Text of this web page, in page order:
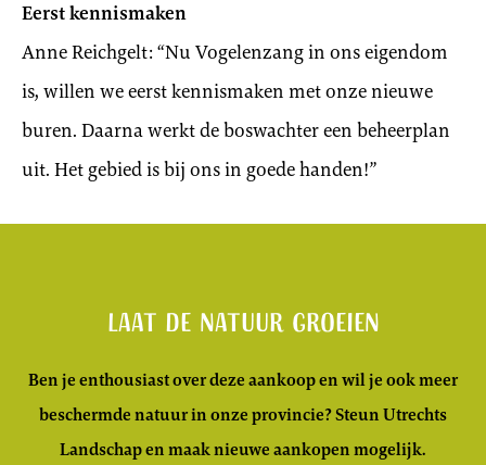
Eerst kennismaken
Anne Reichgelt: “Nu Vogelenzang in ons eigendom
is, willen we eerst kennismaken met onze nieuwe
buren. Daarna werkt de boswachter een beheerplan
uit. Het gebied is bij ons in goede handen!”
Laat de natuur groeien
Ben je enthousiast over deze aankoop en wil je ook meer
beschermde natuur in onze provincie? Steun Utrechts
Landschap en maak nieuwe aankopen mogelijk.